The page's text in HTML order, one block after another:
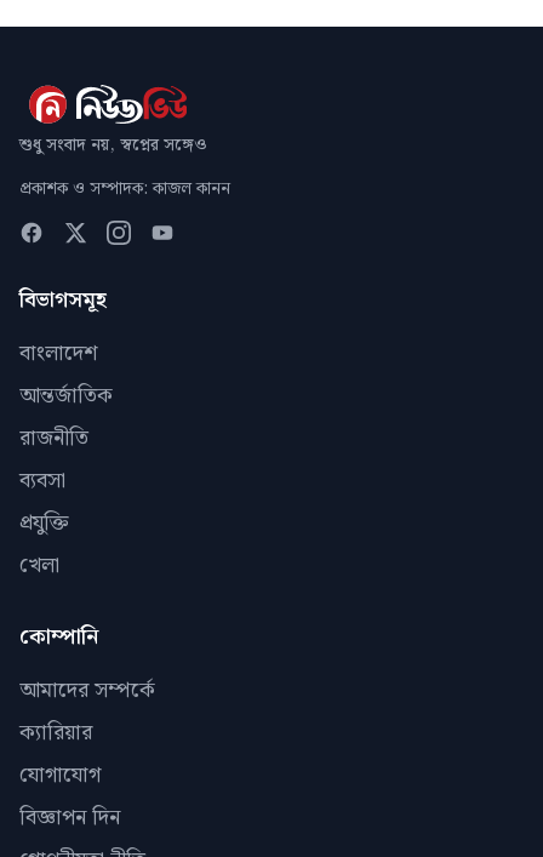
শুধু সংবাদ নয়, স্বপ্নের সঙ্গেও
প্রকাশক ও সম্পাদক: কাজল কানন
বিভাগসমূহ
বাংলাদেশ
আন্তর্জাতিক
রাজনীতি
ব্যবসা
প্রযুক্তি
খেলা
কোম্পানি
আমাদের সম্পর্কে
ক্যারিয়ার
যোগাযোগ
বিজ্ঞাপন দিন